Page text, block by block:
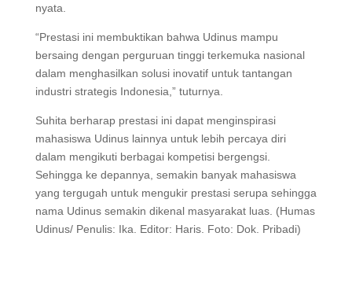
nyata.
“Prestasi ini membuktikan bahwa Udinus mampu
bersaing dengan perguruan tinggi terkemuka nasional
dalam menghasilkan solusi inovatif untuk tantangan
industri strategis Indonesia,” tuturnya.
Suhita berharap prestasi ini dapat menginspirasi
mahasiswa Udinus lainnya untuk lebih percaya diri
dalam mengikuti berbagai kompetisi bergengsi.
Sehingga ke depannya, semakin banyak mahasiswa
yang tergugah untuk mengukir prestasi serupa sehingga
nama Udinus semakin dikenal masyarakat luas. (Humas
Udinus/ Penulis: Ika. Editor: Haris. Foto: Dok. Pribadi)